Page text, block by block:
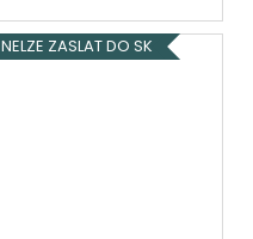
NELZE ZASLAT DO SK